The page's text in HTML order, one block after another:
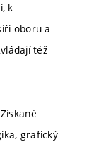
k
oboru a
též
grafický